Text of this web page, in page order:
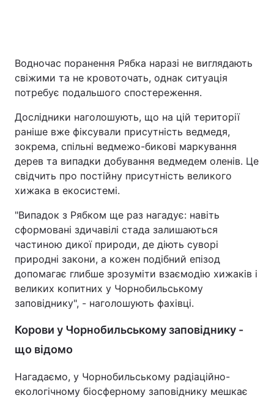
Водночас поранення Рябка наразі не виглядають
свіжими та не кровоточать, однак ситуація
потребує подальшого спостереження.
Дослідники наголошують, що на цій території
раніше вже фіксували присутність ведмедя,
зокрема, спільні ведмежо-бикові маркування
дерев та випадки добування ведмедем оленів. Це
свідчить про постійну присутність великого
хижака в екосистемі.
"Випадок з Рябком ще раз нагадує: навіть
сформовані здичавілі стада залишаються
частиною дикої природи, де діють суворі
природні закони, а кожен подібний епізод
допомагає глибше зрозуміти взаємодію хижаків і
великих копитних у Чорнобильському
заповіднику", - наголошують фахівці.
Корови у Чорнобильському заповіднику -
що відомо
Нагадаємо, у Чорнобильському радіаційно-
екологічному біосферному заповіднику мешкає